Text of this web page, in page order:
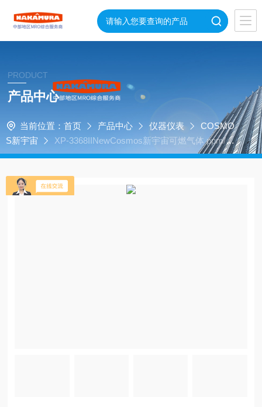
PRODUCT
产品中心
当前位置： 首页 产品中心 仪器仪表
COSMO
S新宇宙
XP-3368IINewCosmos新宇宙可燃气体 ppm/氧
气检测仪